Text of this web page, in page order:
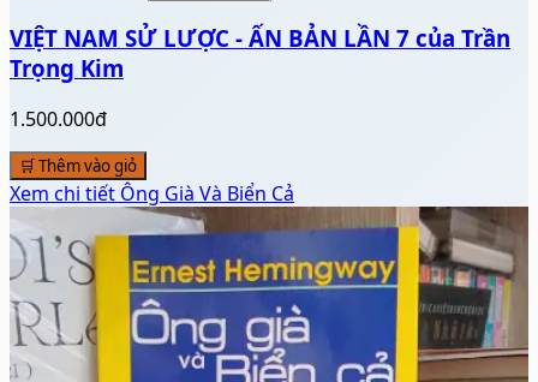
VIỆT NAM SỬ LƯỢC - ẤN BẢN LẦN 7 của Trần
Trọng Kim
1.500.000đ
🛒 Thêm vào giỏ
Xem chi tiết Ông Già Và Biển Cả